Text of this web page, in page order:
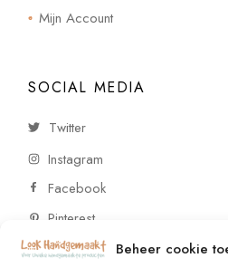
Beheer cookie
Mijn Account
SOCIAL MEDIA
Twitter
Instagram
Facebook
Pinterest